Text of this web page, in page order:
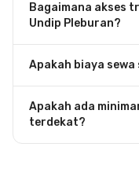
Bagaimana akses
Undip Pleburan?
Apakah biaya
Apakah ada
terdekat?